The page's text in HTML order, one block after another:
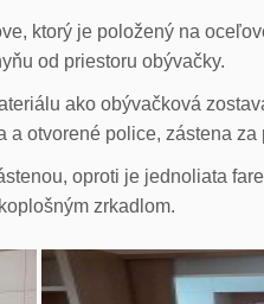
ktorý je položený na
od priestoru obývačky.
ako obývačková
a otvorené police, zástena
oproti je jednoliata
zrkadlom.